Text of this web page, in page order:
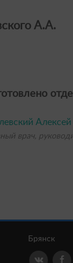
А.А.
врач,
Брянск